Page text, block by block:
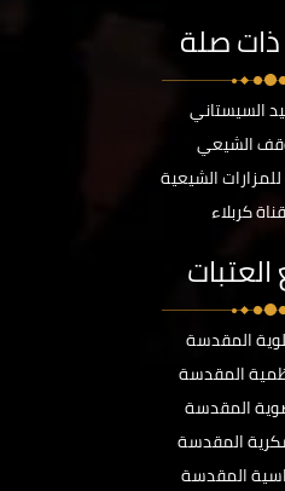
صلة
السيستاني
الشيعي
للمزارات الشيعية
كربلاء
المقدسة
المقدسة
المقدسة
المقدسة
المقدسة